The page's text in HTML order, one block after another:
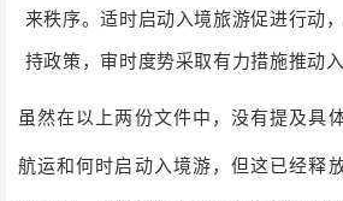
来秩序。适时启动入境旅游促进行动
持政策，审时度势采取有力措施推动
虽然在以上两份文件中，没有提及具
航运和何时启动入境游，但这已经释